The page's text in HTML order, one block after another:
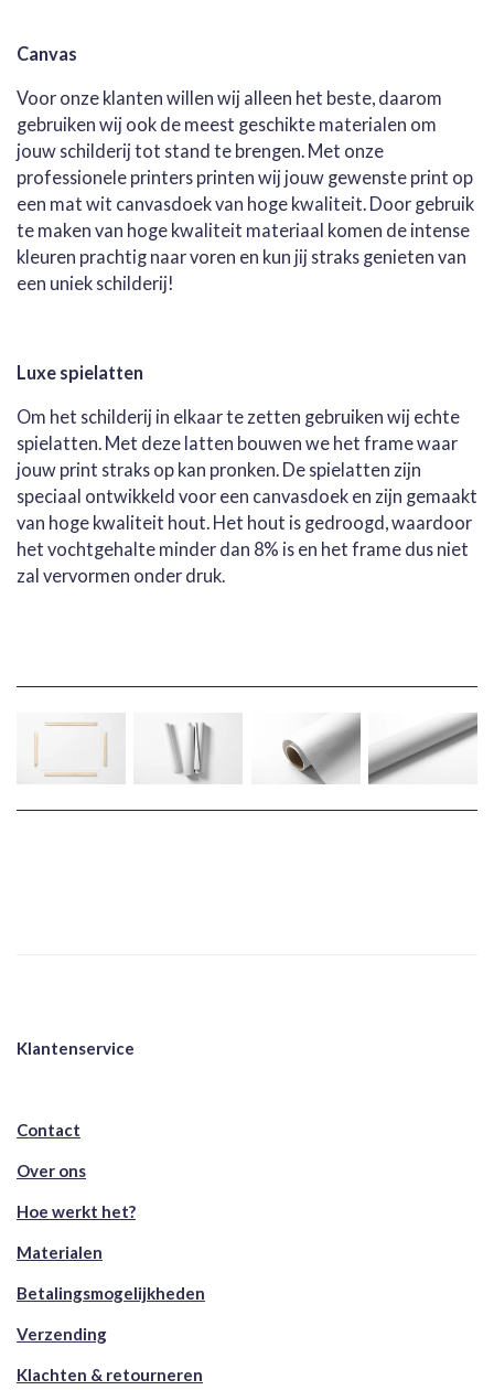
Canvas
Voor onze klanten willen wij alleen het beste, daarom
gebruiken wij ook de meest geschikte materialen om
jouw schilderij tot stand te brengen. Met onze
professionele printers printen wij jouw gewenste print op
een mat wit canvasdoek van hoge kwaliteit. Door gebruik
te maken van hoge kwaliteit materiaal komen de intense
kleuren prachtig naar voren en kun jij straks genieten van
een uniek schilderij!
Luxe spielatten
Om het schilderij in elkaar te zetten gebruiken wij echte
spielatten. Met deze latten bouwen we het frame waar
jouw print straks op kan pronken. De spielatten zijn
speciaal ontwikkeld voor een canvasdoek en zijn gemaakt
van hoge kwaliteit hout. Het hout is gedroogd, waardoor
het vochtgehalte minder dan 8% is en het frame dus niet
zal vervormen onder druk.
Klantenservice
Contact
Over ons
Hoe werkt het?
Materialen
Betalingsmogelijkheden
Verzending
Klachten & retourneren